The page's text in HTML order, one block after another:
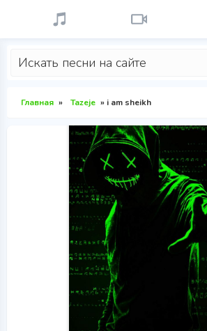
Главная » Tazeje » i am sheikh